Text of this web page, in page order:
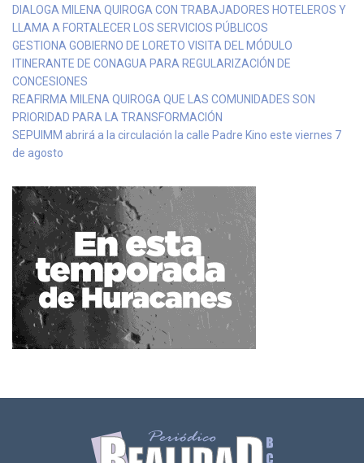
DIALOGA MILENA QUIROGA CON TRABAJADORES HOTELEROS Y
LLAMA A FORTALECER LOS SERVICIOS PÚBLICOS
GESTIONA GOBIERNO DE LORETO VISITA DEL MÓDULO
ITINERANTE DE CONAGUA PARA REGULARIZACIÓN DE
CONCESIONES
REAFIRMA MILENA QUIROGA QUE LAS COMUNIDADES SON
PRIORIDAD PARA LA TRANSFORMACIÓN
SEPUIMM abrirá a la circulación la calle Padre Kino este viernes 7
de agosto